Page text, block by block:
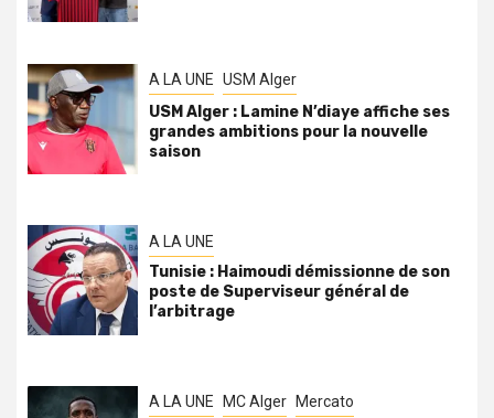
A LA UNE USM Alger
USM Alger : Lamine N’diaye affiche ses
grandes ambitions pour la nouvelle
saison
A LA UNE
Tunisie : Haimoudi démissionne de son
poste de Superviseur général de
l’arbitrage
A LA UNE MC Alger Mercato